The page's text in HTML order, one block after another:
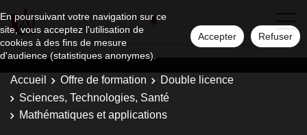
En poursuivant votre navigation sur ce
site, vous acceptez l'utilisation de
cookies à des fins de mesure
d'audience (statistiques anonymes).
Accepter Refuser
Accueil Offre de formation
Double licence
Sciences, Technologies, Santé
Mathématiques et applications